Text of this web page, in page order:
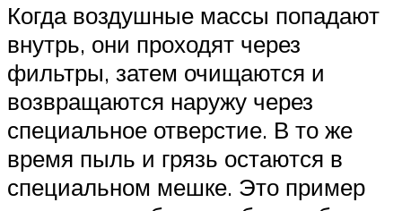
Когда воздушные массы попадают
внутрь, они проходят через
фильтры, затем очищаются и
возвращаются наружу через
специальное отверстие. В то же
время пыль и грязь остаются в
специальном мешке. Это пример